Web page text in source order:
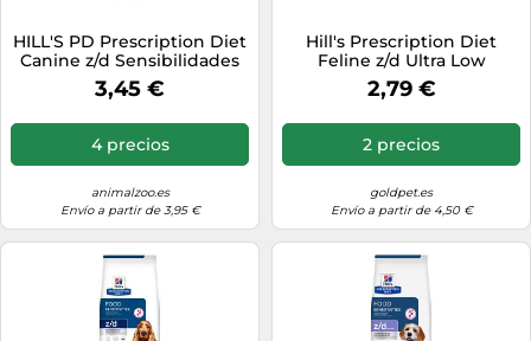
HILL'S PD Prescription Diet
Canine z/d Sensibilidades
alimentarias 370 g - lata
3,45 €
4 precios
animalzoo.es
Envío a partir de 3,95 €
Hill's Prescription Diet
Feline z/d Ultra Low
Allergen 24x156 g
2,79 €
2 precios
goldpet.es
Envío a partir de 4,50 €